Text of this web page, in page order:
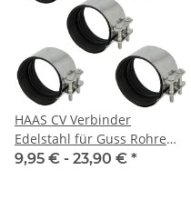
HAAS CV Verbinder
Edelstahl für Guss Rohre
SML Rohr DN 50 70 100 125
9,95 € - 23,90 € *